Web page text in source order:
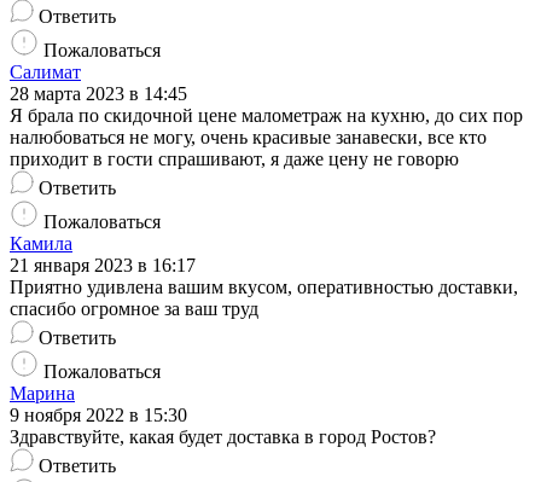
Ответить
Пожаловаться
Салимат
28 марта 2023 в 14:45
Я брала по скидочной цене малометраж на кухню, до сих пор
налюбоваться не могу, очень красивые занавески, все кто
приходит в гости спрашивают, я даже цену не говорю
Ответить
Пожаловаться
Камила
21 января 2023 в 16:17
Приятно удивлена вашим вкусом, оперативностью доставки,
спасибо огромное за ваш труд
Ответить
Пожаловаться
Марина
9 ноября 2022 в 15:30
Здравствуйте, какая будет доставка в город Ростов?
Ответить